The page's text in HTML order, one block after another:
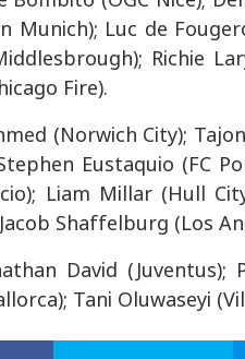
Munich); Luc de
Richie
Fire).
(Norwich City);
Eustaquio (FC
Liam Millar (Hull
Shaffelburg (Los
David (Juventus);
Tani Oluwaseyi